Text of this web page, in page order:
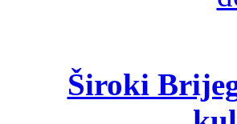
Široki